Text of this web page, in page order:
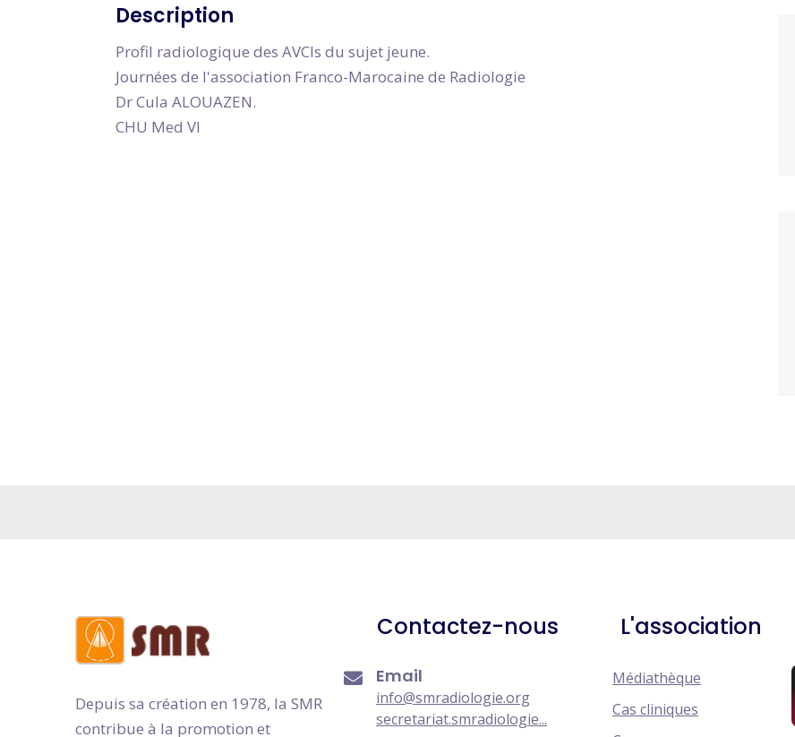
Description
Profil radiologique des AVCls du sujet jeune.
Journées de l'association Franco-Marocaine de Radiologie
Dr Cula ALOUAZEN.
CHU Med VI
Depuis sa création en 1978, la SMR
contribue à la promotion et
Contactez-nous
Email
info@smradiologie.org
secretariat.smradiologie...
L'association
Médiathèque
Cas cliniques